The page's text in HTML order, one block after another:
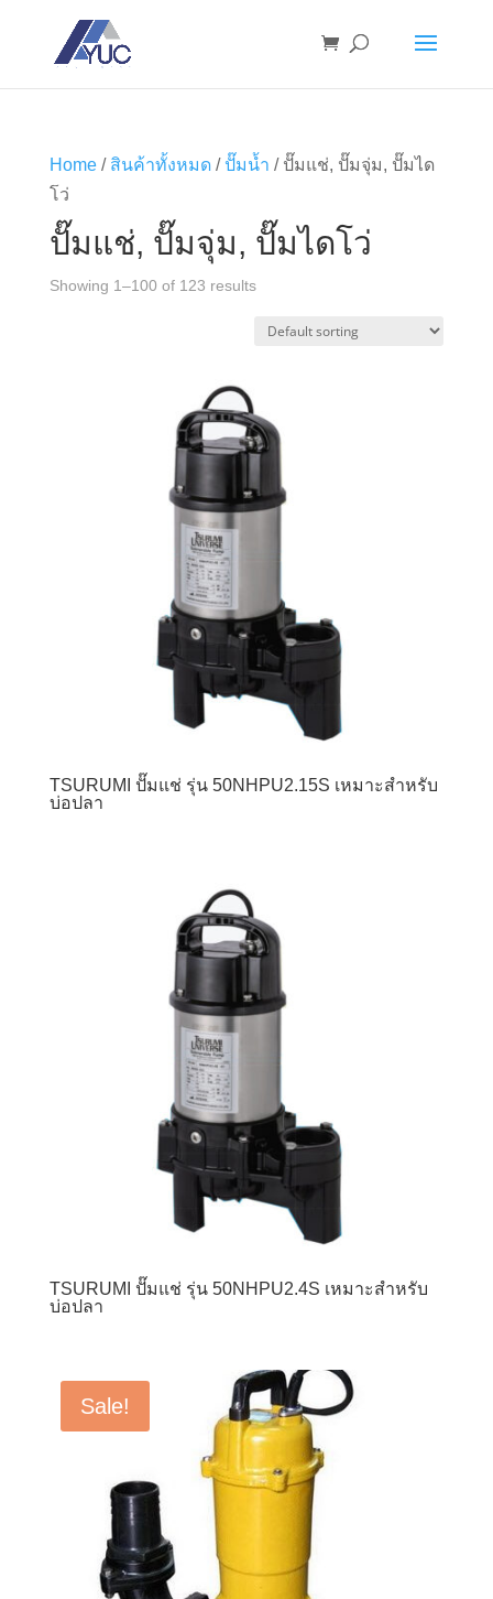
Home/ สินค้าทั้งหมด/ปั๊มน้ำ / ปั๊มแช่, ปั๊มจุ่ม, ปั๊มได
โว่
ปั๊มแช่, ปั๊มจุ่ม, ปั๊มไดโว่
Showing 1–100 of 123 results
TSURUMI ปั๊มแช่ รุ่น 50NHPU2.15S เหมาะสำหรับ
บ่อปลา
TSURUMI ปั๊มแช่ รุ่น 50NHPU2.4S เหมาะสำหรับ
บ่อปลา
Sale!